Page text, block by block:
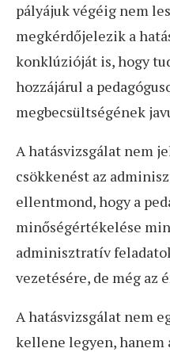
pályájuk végéig nem
megkérdőjelezik a
konklúzióját is, hogy
hozzájárul a
megbecsültségének
A hatásvizsgálat nem
csökkenést az
ellentmond, hogy a
minőségértékelése
adminisztratív
vezetésére, de még az
A hatásvizsgálat nem
kellene legyen, hanem